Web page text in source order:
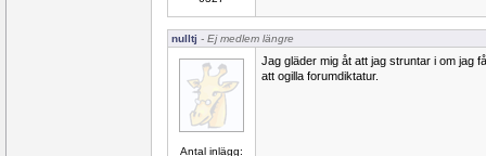
nulltj - Ej medlem längre
Antal inlägg:
Jag gläder mig åt att jag struntar i om jag
att ogilla forumdiktatur.